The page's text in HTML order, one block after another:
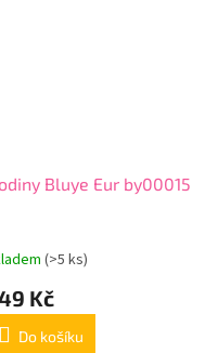
Bluye Eur by00015
(>5 ks)
Kč
Do košíku